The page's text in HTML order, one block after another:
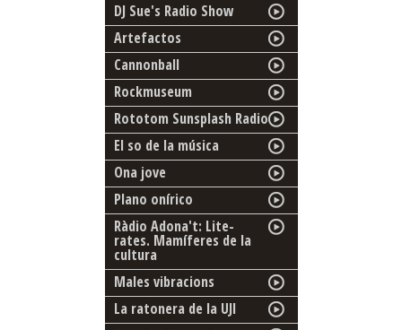
DJ Sue's Radio Show
Artefactos
Cannonball
Rockmuseum
Rototom Sunsplash Radio
El so de la música
Ona jove
Plano onírico
Ràdio Adona't: Lite-
rates. Mamíferes de la
cultura
Males vibracions
La ratonera de la UJI